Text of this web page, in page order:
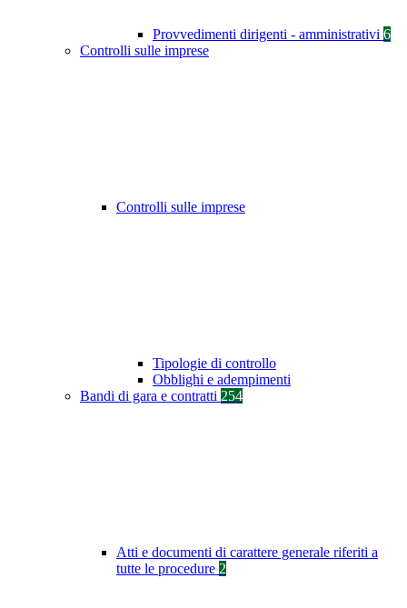
Provvedimenti dirigenti - amministrativi 6
Controlli sulle imprese
Controlli sulle imprese
Tipologie di controllo
Obblighi e adempimenti
Bandi di gara e contratti 254
Atti e documenti di carattere generale riferiti a
tutte le procedure 2